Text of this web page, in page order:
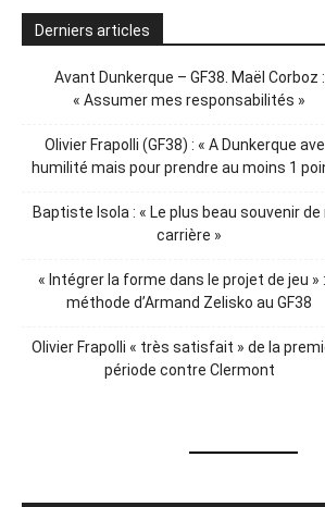
Derniers articles
Avant Dunkerque – GF38. Maël Corboz :
« Assumer mes responsabilités »
Olivier Frapolli (GF38) : « A Dunkerque
humilité mais pour prendre au moins 1
Baptiste Isola : « Le plus beau souvenir de
carrière »
« Intégrer la forme dans le projet de jeu »
méthode d’Armand Zelisko au GF38
Olivier Frapolli « très satisfait » de la
période contre Clermont